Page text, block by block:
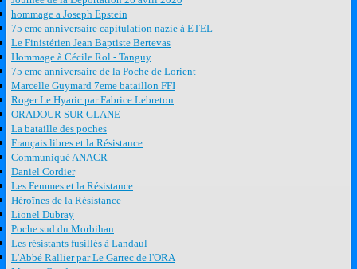
hommage a Joseph Epstein
75 eme anniversaire capitulation nazie à ETEL
Le Finistérien Jean Baptiste Bertevas
Hommage à Cécile Rol - Tanguy
75 eme anniversaire de la Poche de Lorient
Marcelle Guymard 7eme bataillon FFI
Roger Le Hyaric par Fabrice Lebreton
ORADOUR SUR GLANE
La bataille des poches
Français libres et la Résistance
Communiqué ANACR
Daniel Cordier
Les Femmes et la Résistance
Héroïnes de la Résistance
Lionel Dubray
Poche sud du Morbihan
Les résistants fusillés à Landaul
L'Abbé Rallier par Le Garrec de l'ORA